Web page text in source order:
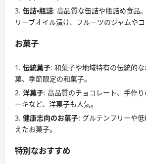
缶詰・瓶詰: 高品質な缶詰や瓶詰め食品
リーブオイル漬け、フルーツのジャムやコ
お菓子
伝統菓子: 和菓子や地域特有の伝統的
菓、季節限定の和菓子。
洋菓子: 高品質のチョコレート、手作
ーキなど、洋菓子も人気。
健康志向のお菓子: グルテンフリーや
えたお菓子。
特別なおすすめ